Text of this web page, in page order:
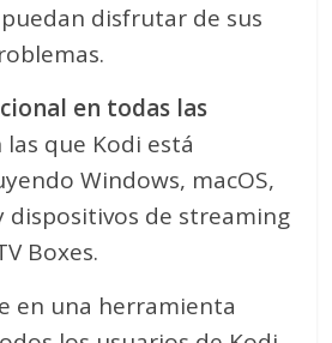
disfrutar de sus
en todas las
las que Kodi está
Windows, macOS,
dispositivos de streaming
Boxes.
en una herramienta